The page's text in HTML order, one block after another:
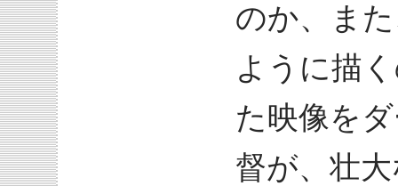
のか、ま
ように描
た映像を
督が、壮